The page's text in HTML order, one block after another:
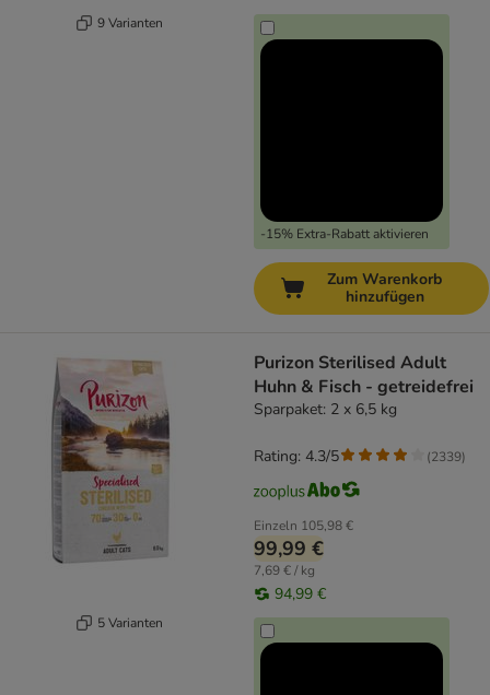
9 Varianten
-15% Extra-Rabatt aktivieren
Zum Warenkorb
hinzufügen
5 Varianten
Purizon Sterilised Adult
Huhn & Fisch - getreidefrei
Sparpaket: 2 x 6,5 kg
Einzeln 105,98 €
99,99 €
7,69 € / kg
94,99 €
Rating: 4.3/5 (2339)